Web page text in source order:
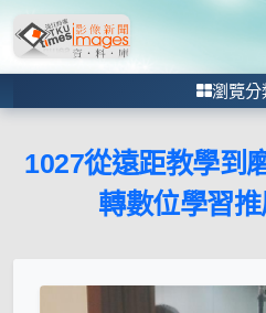
瀏覽分
1027從遠距教學到
轉數位學習